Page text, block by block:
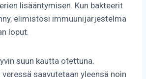
lisääntymisen. Kun bakteerit
elimistösi immuunijärjestelmä
loput.
suun kautta otettuna.
saavutetaan yleensä noin